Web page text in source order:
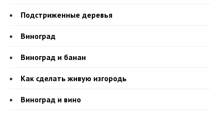
Подстриженные деревья
Виноград
Виноград и банан
Как сделать живую изгородь
Виноград и вино